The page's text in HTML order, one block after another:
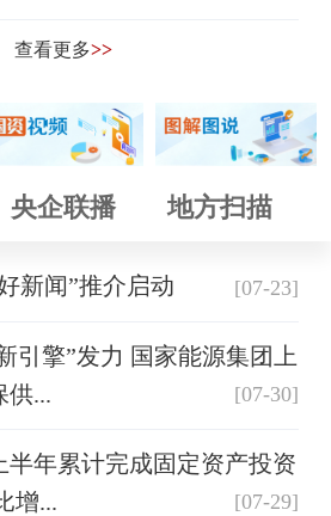
查看更多>>
央企联播 地方扫描
新闻”推介启动 [07-23]
引擎”发力 国家能源集团上
供...
[07-30]
半年累计完成固定资产投资
增...
[07-29]